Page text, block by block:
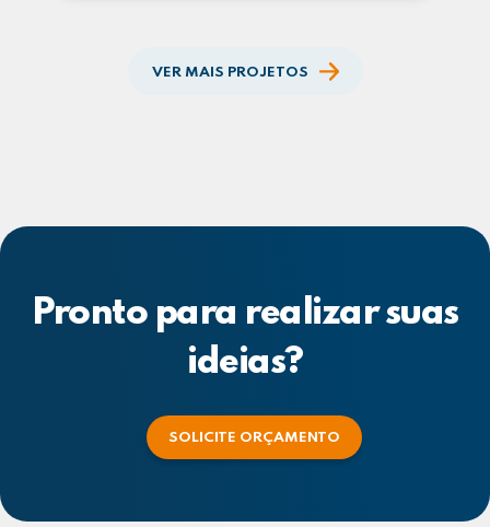
VER MAIS PROJETOS
Pronto para realizar suas
ideias?
SOLICITE ORÇAMENTO